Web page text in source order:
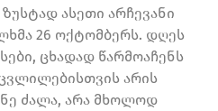
ასეთი არჩევანი
26 ოქტომბერს. დღეს
ცხადად წარმოაჩენს
არის
ძალა, არა მხოლოდ